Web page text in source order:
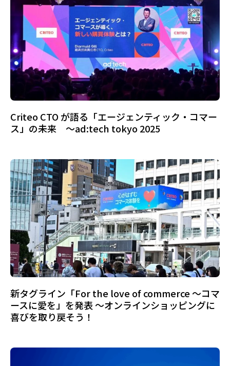
Criteo CTO が語る「エージェンティック・コマー
ス」の未来 ～ad:tech tokyo 2025
新タグライン「For the love of commerce ～コマ
ースに愛を」を発表 ～オンラインショッピングに
喜びを取り戻そう！